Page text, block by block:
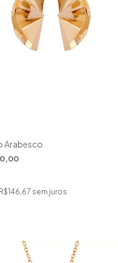
Arabesco
R$146,67 sem juros